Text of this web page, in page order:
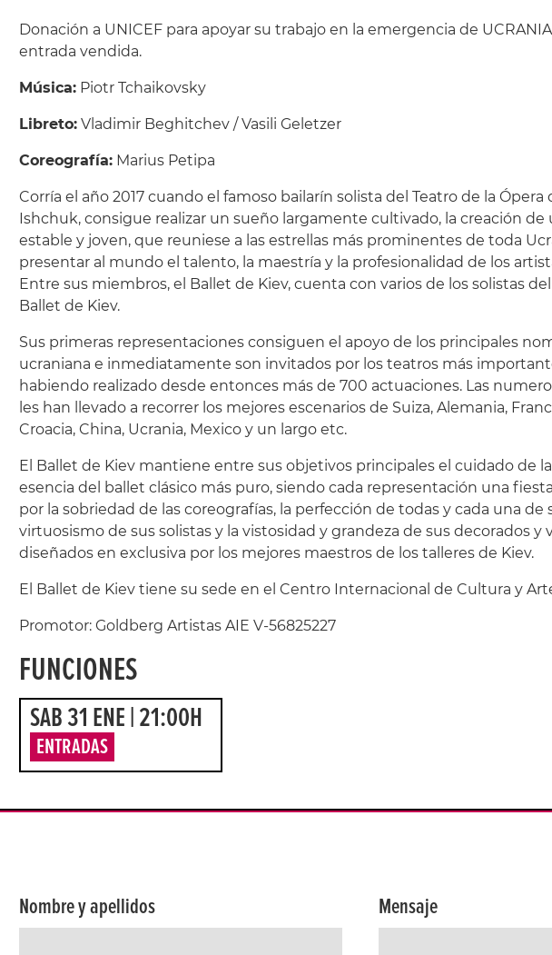
Donación a UNICEF para apoyar su trabajo en la emergencia de
entrada vendida.
Música: Piotr Tchaikovsky
Libreto: Vladimir Beghitchev / Vasili Geletzer
Coreografía: Marius Petipa
Corría el año 2017 cuando el famoso bailarín solista del Teatro de la Ópera
Ishchuk, consigue realizar un sueño largamente cultivado, la creación de
estable y joven, que reuniese a las estrellas más prominentes de toda
presentar al mundo el talento, la maestría y la profesionalidad de los
Entre sus miembros, el Ballet de Kiev, cuenta con varios de los solistas
Ballet de Kiev.
Sus primeras representaciones consiguen el apoyo de los principales
ucraniana e inmediatamente son invitados por los teatros más
habiendo realizado desde entonces más de 700 actuaciones. Las
les han llevado a recorrer los mejores escenarios de Suiza, Alemania,
Croacia, China, Ucrania, Mexico y un largo etc.
El Ballet de Kiev mantiene entre sus objetivos principales el cuidado de
esencia del ballet clásico más puro, siendo cada representación una
por la sobriedad de las coreografías, la perfección de todas y cada una de
virtuosismo de sus solistas y la vistosidad y grandeza de sus decorados y
diseñados en exclusiva por los mejores maestros de los talleres de Kiev.
El Ballet de Kiev tiene su sede en el Centro Internacional de Cultura y
Promotor: Goldberg Artistas AIE V-56825227
FUNCIONES
SAB 31 ENE | 21:00H
ENTRADAS
Nombre y apellidos Mensaje